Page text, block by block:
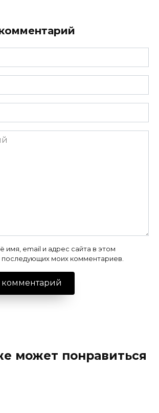
имя, email и адрес сайта в этом
последующих моих комментариев.
может понравиться